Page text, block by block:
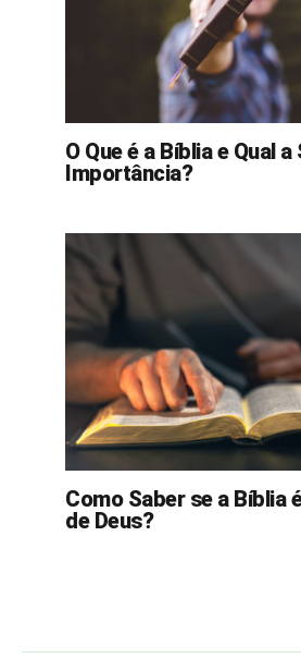
O Que é a Bíblia e Qual a
Importância?
Como Saber se a Bíblia
de Deus?